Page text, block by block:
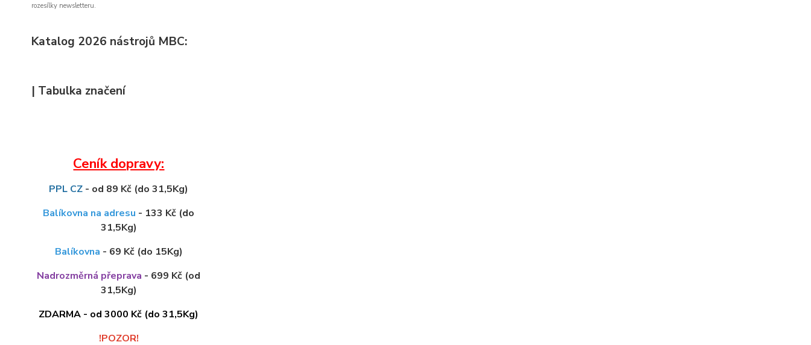
rozesílky newsletteru.
Katalog 2026 nástrojů MBC:
| Tabulka značení
Ceník dopravy:
PPL CZ - od 89 Kč (do 31,5Kg)
Balíkovna na adresu - 133 Kč (do
31,5Kg)
Balíkovna - 69 Kč (do 15Kg)
Nadrozměrná přeprava - 699 Kč (od
31,5Kg)
ZDARMA - od 3000 Kč (do 31,5Kg)
!POZOR!